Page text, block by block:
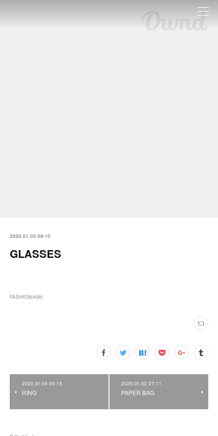
2020.01.03 09:10
GLASSES
FASHION(498)
2020.01.04 05:15
RING
2020.01.02 07:11
PAPER BAG